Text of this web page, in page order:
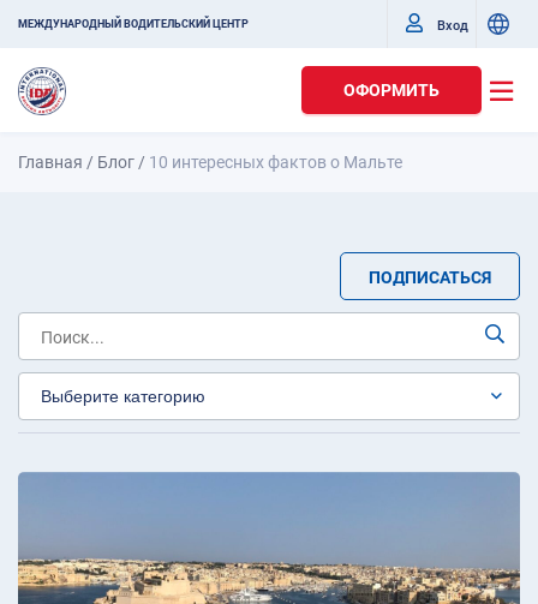
МЕЖДУНАРОДНЫЙ ВОДИТЕЛЬСКИЙ ЦЕНТР Вход
ОФОРМИТЬ
Главная / Блог / 10 интересных фактов о Мальте
ПОДПИСАТЬСЯ